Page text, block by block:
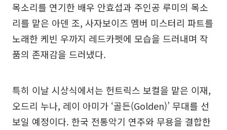
목소리를 연기한 배우 안효섭과 주인공 루미의 목소
리를 맡은 아덴 조, 사자보이즈 멤버 미스터리 파트를
노래한 케빈 우까지 레드카펫에 모습을 드러내며 작
품의 존재감을 드러냈다.
특히 이날 시상식에서는 헌트릭스 보컬을 맡은 이재,
오드리 누나, 레이 아미가 ‘골든(Golden)’ 무대를 선
보일 예정이다. 한국 전통악기 연주와 무용을 결합한